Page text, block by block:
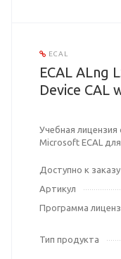
ECAL
ECAL ALng
Device CAL
Учебная
Microsoft ECAL
Доступно к заказу
Артикул
Программа
Тип продукта